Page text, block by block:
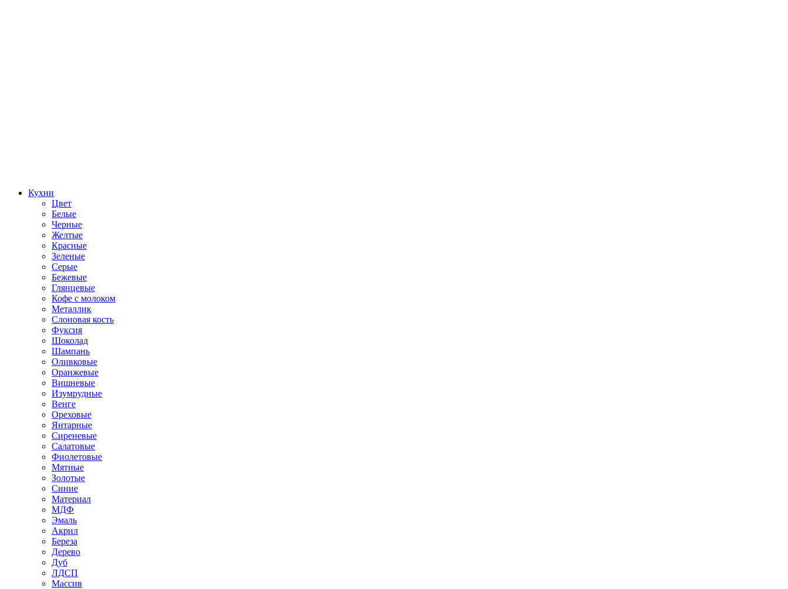
Кухни
Цвет
Белые
Черные
Желтые
Красные
Зеленые
Серые
Бежевые
Глянцевые
Кофе с молоком
Металлик
Слоновая кость
Фуксия
Шоколад
Шампань
Оливковые
Оранжевые
Вишневые
Изумрудные
Венге
Ореховые
Янтарные
Сиреневые
Салатовые
Фиолетовые
Мятные
Золотые
Синие
Материал
МДФ
Эмаль
Акрил
Береза
Дерево
Дуб
ЛДСП
Массив